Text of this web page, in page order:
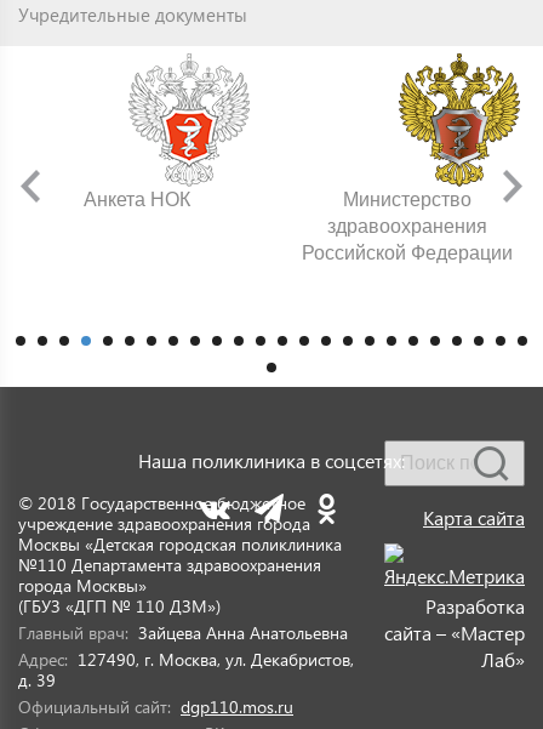
Учредительные документы
Анкета НОК
Министерство
здравоохранения
Российской Федерации
© 2018 Государственное бюджетное
учреждение здравоохранения города
Москвы «Детская городская поликлиника
№110 Департамента здравоохранения
города Москвы»
(ГБУЗ «ДГП № 110 ДЗМ»)
Главный врач: Зайцева Анна Анатольевна
Адрес: 127490, г. Москва, ул. Декабристов,
д. 39
Официальный сайт: dgp110.mos.ru
Наша поликлиника в соцсетях:
Карта сайта
Разработка
сайта – «Мастер
Лаб»